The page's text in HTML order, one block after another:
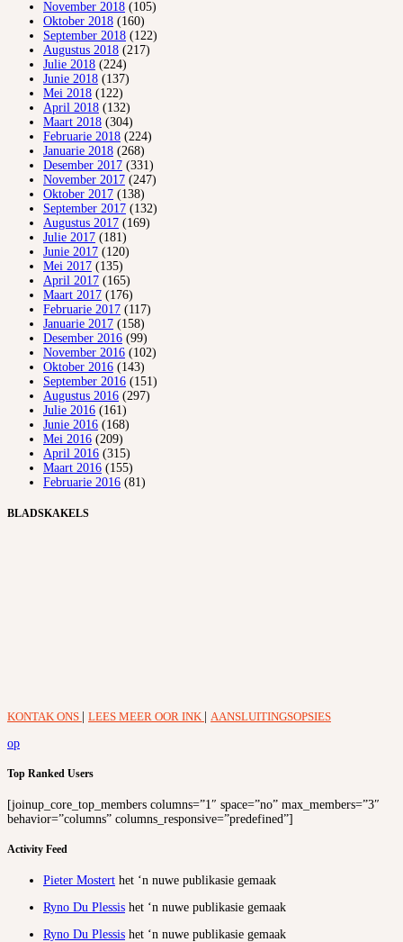
November 2018 (105)
Oktober 2018 (160)
September 2018 (122)
Augustus 2018 (217)
Julie 2018 (224)
Junie 2018 (137)
Mei 2018 (122)
April 2018 (132)
Maart 2018 (304)
Februarie 2018 (224)
Januarie 2018 (268)
Desember 2017 (331)
November 2017 (247)
Oktober 2017 (138)
September 2017 (132)
Augustus 2017 (169)
Julie 2017 (181)
Junie 2017 (120)
Mei 2017 (135)
April 2017 (165)
Maart 2017 (176)
Februarie 2017 (117)
Januarie 2017 (158)
Desember 2016 (99)
November 2016 (102)
Oktober 2016 (143)
September 2016 (151)
Augustus 2016 (297)
Julie 2016 (161)
Junie 2016 (168)
Mei 2016 (209)
April 2016 (315)
Maart 2016 (155)
Februarie 2016 (81)
BLADSKAKELS
KONTAK ONS LEES MEER OOR INK
AANSLUITINGSOPSIES
op
Top Ranked Users
[joinup_core_top_members columns=”1″ space=”no” max_members=”3″
behavior=”columns” columns_responsive=”predefined”]
Activity Feed
Pieter Mostert het ‘n nuwe publikasie gemaak
Ryno Du Plessis het ‘n nuwe publikasie gemaak
Ryno Du Plessis het ‘n nuwe publikasie gemaak